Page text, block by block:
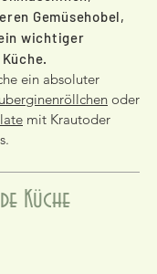
Gemüsehobel,
wichtiger
ein absoluter
oder
mit Krautoder
Küche